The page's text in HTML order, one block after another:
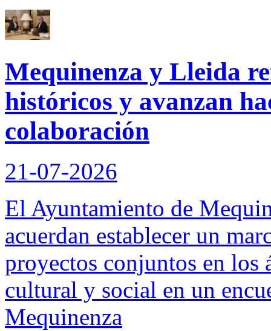
Mequinenza y Lleida
históricos y avanzan
colaboración
21-07-2026
El Ayuntamiento de
acuerdan establecer un
proyectos conjuntos en
cultural y social en un
Mequinenza